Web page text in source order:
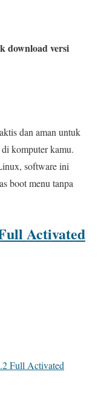
download versi
dan aman untuk
komputer kamu.
software ini
boot menu tanpa
Activated
Full Activated